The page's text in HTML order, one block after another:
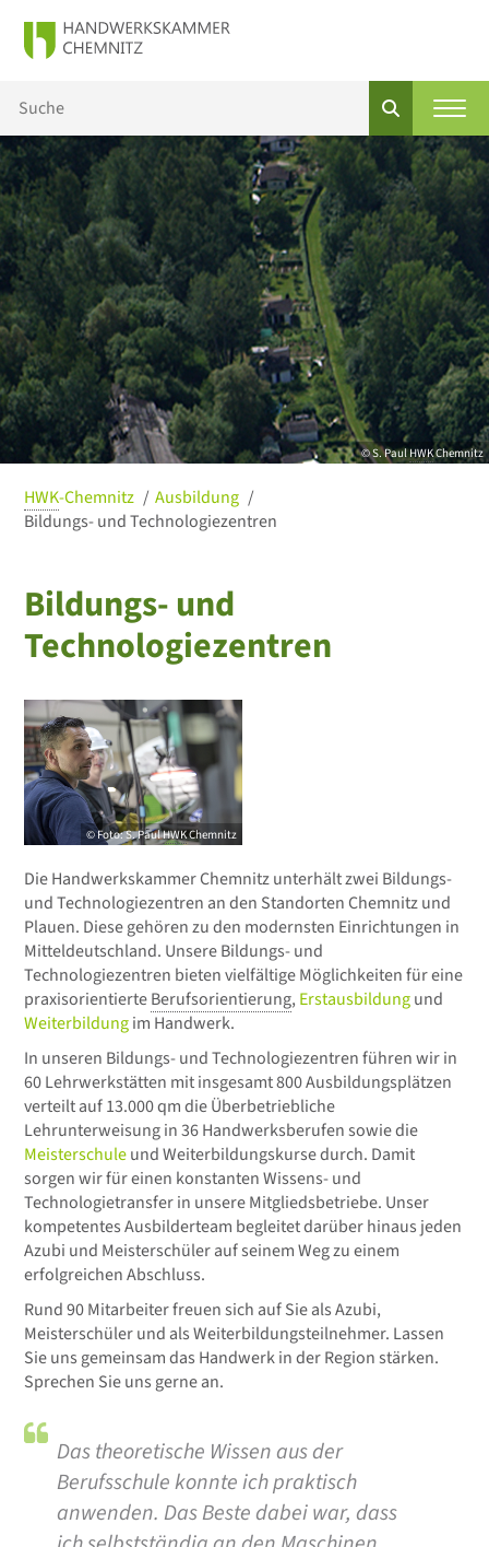
© S. PaulHWKChemnitz
HWK-Chemnitz
Ausbildung
Bildungs- und Technologiezentren
Bildungs- und
Technologiezentren
© Foto: S. PaulHWKChemnitz
Die Handwerkskammer Chemnitz unterhält zwei Bildungs-
und Technologiezentren an den Standorten Chemnitz und
Plauen. Diese gehören zu den modernsten Einrichtungen in
Mitteldeutschland. Unsere Bildungs- und
Technologiezentren bieten vielfältige Möglichkeiten für eine
praxisorientierteBerufsorientierung, Erstausbildungund
Weiterbildungim Handwerk.
In unseren Bildungs- und Technologiezentren führen wir in
60 Lehrwerkstätten mit insgesamt 800 Ausbildungsplätzen
verteilt auf 13.000 qm die Überbetriebliche
Lehrunterweisung in 36 Handwerksberufen sowie die
Meisterschuleund Weiterbildungskurse durch. Damit
sorgen wir für einen konstanten Wissens- und
Technologietransfer in unsere Mitgliedsbetriebe. Unser
kompetentes Ausbilderteam begleitet darüber hinaus jeden
Azubi und Meisterschüler auf seinem Weg zu einem
erfolgreichen Abschluss.
Rund 90 Mitarbeiter freuen sich auf Sie als Azubi,
Meisterschüler und als Weiterbildungsteilnehmer. Lassen
Sie uns gemeinsam das Handwerk in der Region stärken.
Sprechen Sie uns gerne an.
Das theoretische Wissen aus der
Berufsschule konnte ich praktisch
anwenden. Das Beste dabei war, dass